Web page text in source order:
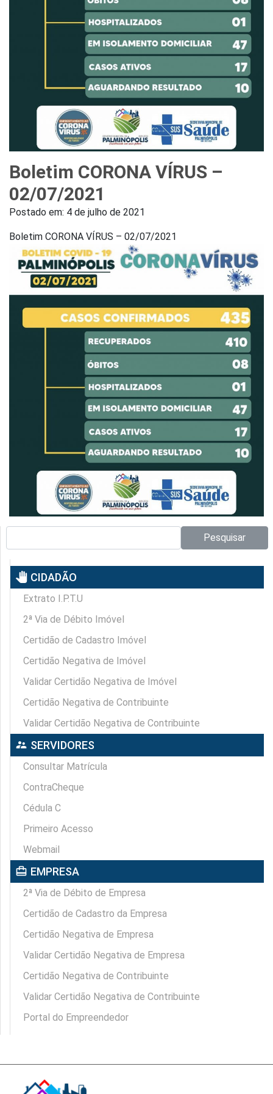
Boletim CORONA VÍRUS –
02/07/2021
Postado em: 4 de julho de 2021
Boletim CORONA VÍRUS – 02/07/2021
Pesquisar
pan_tool CIDADÃO
Extrato I.P.T.U
2ª Via de Débito Imóvel
Certidão de Cadastro Imóvel
Certidão Negativa de Imóvel
Validar Certidão Negativa de Imóvel
Certidão Negativa de Contribuinte
Validar Certidão Negativa de Contribuinte
supervisor_account SERVIDORES
Consultar Matrícula
ContraCheque
Cédula C
Primeiro Acesso
Webmail
card_travel EMPRESA
2ª Via de Débito de Empresa
Certidão de Cadastro da Empresa
Certidão Negativa de Empresa
Validar Certidão Negativa de Empresa
Certidão Negativa de Contribuinte
Validar Certidão Negativa de Contribuinte
Portal do Empreendedor